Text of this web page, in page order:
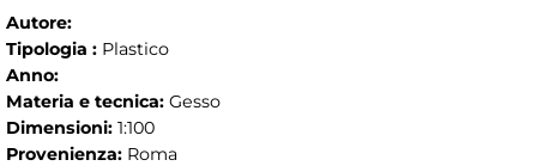
Autore:
Tipologia : Plastico
Anno:
Materia e tecnica: Gesso
Dimensioni: 1:100
Provenienza: Roma